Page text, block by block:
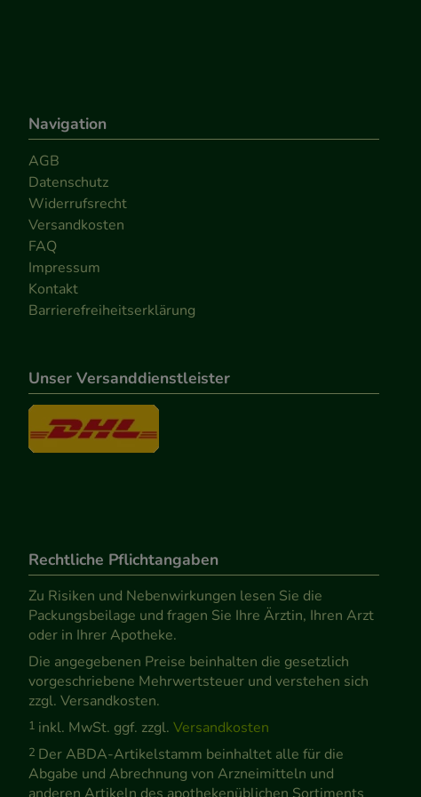
Navigation
AGB
Datenschutz
Widerrufsrecht
Versandkosten
FAQ
Impressum
Kontakt
Barrierefreiheitserklärung
Unser Versanddienstleister
Rechtliche Pflichtangaben
Zu Risiken und Nebenwirkungen lesen Sie die
Packungsbeilage und fragen Sie Ihre Ärztin, Ihren Arzt
oder in Ihrer Apotheke.
Die angegebenen Preise beinhalten die gesetzlich
vorgeschriebene Mehrwertsteuer und verstehen sich
zzgl. Versandkosten.
1 inkl. MwSt. ggf. zzgl. Versandkosten
2 Der ABDA-Artikelstamm beinhaltet alle für die
Abgabe und Abrechnung von Arzneimitteln und